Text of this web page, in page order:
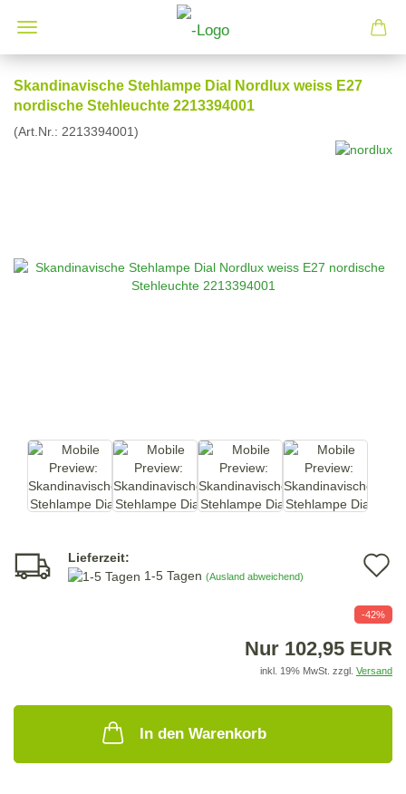
Skandinavische Stehlampe Dial Nordlux weiss E27
nordische Stehleuchte 2213394001
(Art.Nr.: 2213394001)
Lieferzeit:
1-5 Tagen (Ausland abweichend)
-42%
Nur 102,95 EUR
inkl. 19% MwSt. zzgl. Versand
In den Warenkorb